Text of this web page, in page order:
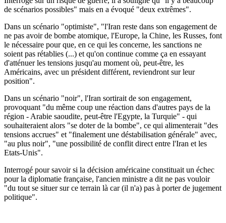
de scénarios possibles" mais en a évoqué "deux extrêmes".
Dans un scénario "optimiste", "l'Iran reste dans son engagement de
ne pas avoir de bombe atomique, l'Europe, la Chine, les Russes, font
le nécessaire pour que, en ce qui les concerne, les sanctions ne
soient pas rétablies (...) et qu'on continue comme ça en essayant
d'atténuer les tensions jusqu'au moment où, peut-être, les
Américains, avec un président différent, reviendront sur leur
position".
Dans un scénario "noir", l'Iran sortirait de son engagement,
provoquant "du même coup une réaction dans d'autres pays de la
région - Arabie saoudite, peut-être l'Egypte, la Turquie" - qui
souhaiteraient alors "se doter de la bombe", ce qui alimenterait "des
tensions accrues" et "finalement une déstabilisation générale" avec,
"au plus noir", "une possibilité de conflit direct entre l'Iran et les
Etats-Unis".
Interrogé pour savoir si la décision américaine constituait un échec
pour la diplomatie française, l'ancien ministre a dit ne pas vouloir
"du tout se situer sur ce terrain là car (il n'a) pas à porter de jugement
politique".